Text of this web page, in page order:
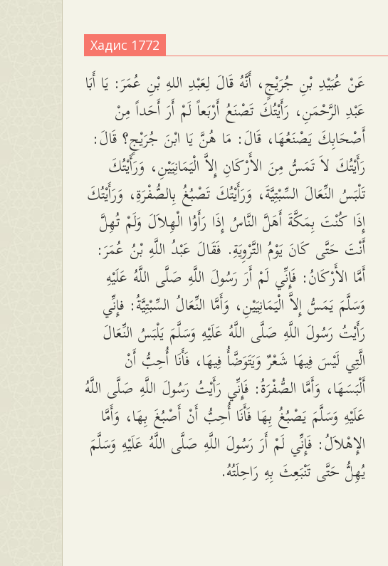
Хадис 1772
عَنْ عُبَيْدِ بْنِ جُرَيْجٍ، أَنَّهُ قَالَ لِعَبْدِ اللهِ بْنِ عُمَرَ: يَا أَبَا
عَبْدِ الرَّحْمَنِ، رَأَيْتُكَ تَصْنَعُ أَرْبَعاً لَمْ أَرَ أَحَداً مِنْ
أَصْحَابِكَ يَصْنَعُهَا، قَالَ: مَا هُنَّ يَا ابْنَ جُرَيْجٍ؟ قَالَ:
رَأَيْتُكَ لاَ تَمَسُّ مِنَ الأَرْكَانِ إِلاَّ الْيَمَانِيَيْنِ، وَرَأَيْتُكَ
تَلْبَسُ النِّعَالَ السِّبْتِيَّةَ، وَرَأَيْتُكَ تَصْبُغُ بِالصُّفْرَةِ، وَرَأَيْتُكَ
إِذَا كُنْتَ بِمَكَّةَ أَهَلَّ النَّاسُ إِذَا رَأَوُا الْهِلاَلَ وَلَمْ تُهِلَّ
أَنْتَ حَتَّى كَانَ يَوْمُ التَّرْوِيَةِ. فَقَالَ عَبْدُ اللَّهِ بْنُ عُمَرَ:
أَمَّا الأَرْكَانُ: فَإِنِّي لَمْ أَرَ رَسُولَ اللَّهِ صَلَّى اللَّهُ عَلَيْهِ
وَسَلَّمَ يَمَسُّ إِلاَّ الْيَمَانِيَيْنِ، وَأَمَّا النِّعَالُ السِّبْتِيَّةُ: فإِنِّي
رَأَيْتُ رَسُولَ اللَّهِ صَلَّى اللَّهُ عَلَيْهِ وَسَلَّمَ يَلْبَسُ النِّعَالَ
الَّتِي لَيْسَ فِيهَا شَعْرٌ وَيَتَوَضَّأُ فِيهَا، فَأَنَا أُحِبُّ أَنْ
أَلْبَسَهَا، وَأَمَّا الصُّفْرَةُ: فَإِنِّي رَأَيْتُ رَسُولَ اللَّهِ صَلَّى اللَّهُ
عَلَيْهِ وَسَلَّمَ يَصْبُغُ بِهَا فَأَنَا أُحِبُّ أَنْ أَصْبُغَ بِهَا، وَأَمَّا
الإِهْلاَلُ: فَإِنِّي لَمْ أَرَ رَسُولَ اللَّهِ صَلَّى اللَّهُ عَلَيْهِ وَسَلَّمَ
يُهِلُّ حَتَّى تَنْبَعِثَ بِهِ رَاحِلَتُهُ.